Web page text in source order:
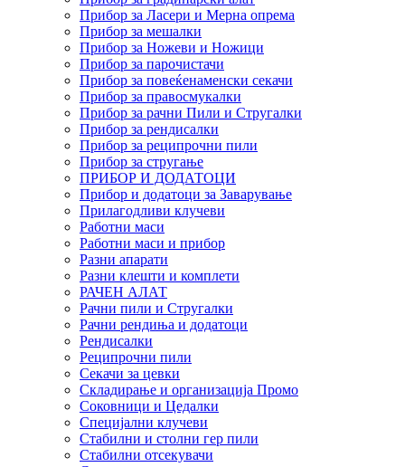
Прибор за Ласери и Мерна опрема
Прибор за мешалки
Прибор за Ножеви и Ножици
Прибор за парочистачи
Прибор за повеќенаменски секачи
Прибор за правосмукалки
Прибор за рачни Пили и Стругалки
Прибор за рендисалки
Прибор за реципрочни пили
Прибор за стругање
ПРИБОР И ДОДАТОЦИ
Прибор и додатоци за Заварување
Прилагодливи клучеви
Работни маси
Работни маси и прибор
Разни апарати
Разни клешти и комплети
РАЧЕН АЛАТ
Рачни пили и Стругалки
Рачни рендиња и додатоци
Рендисалки
Реципрочни пили
Секачи за цевки
Складирање и организација Промо
Соковници и Цедалки
Специјални клучеви
Стабилни и столни гер пили
Стабилни отсекувачи